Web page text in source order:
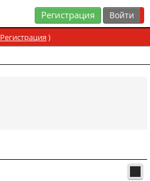
Регистрация
Регистрация )